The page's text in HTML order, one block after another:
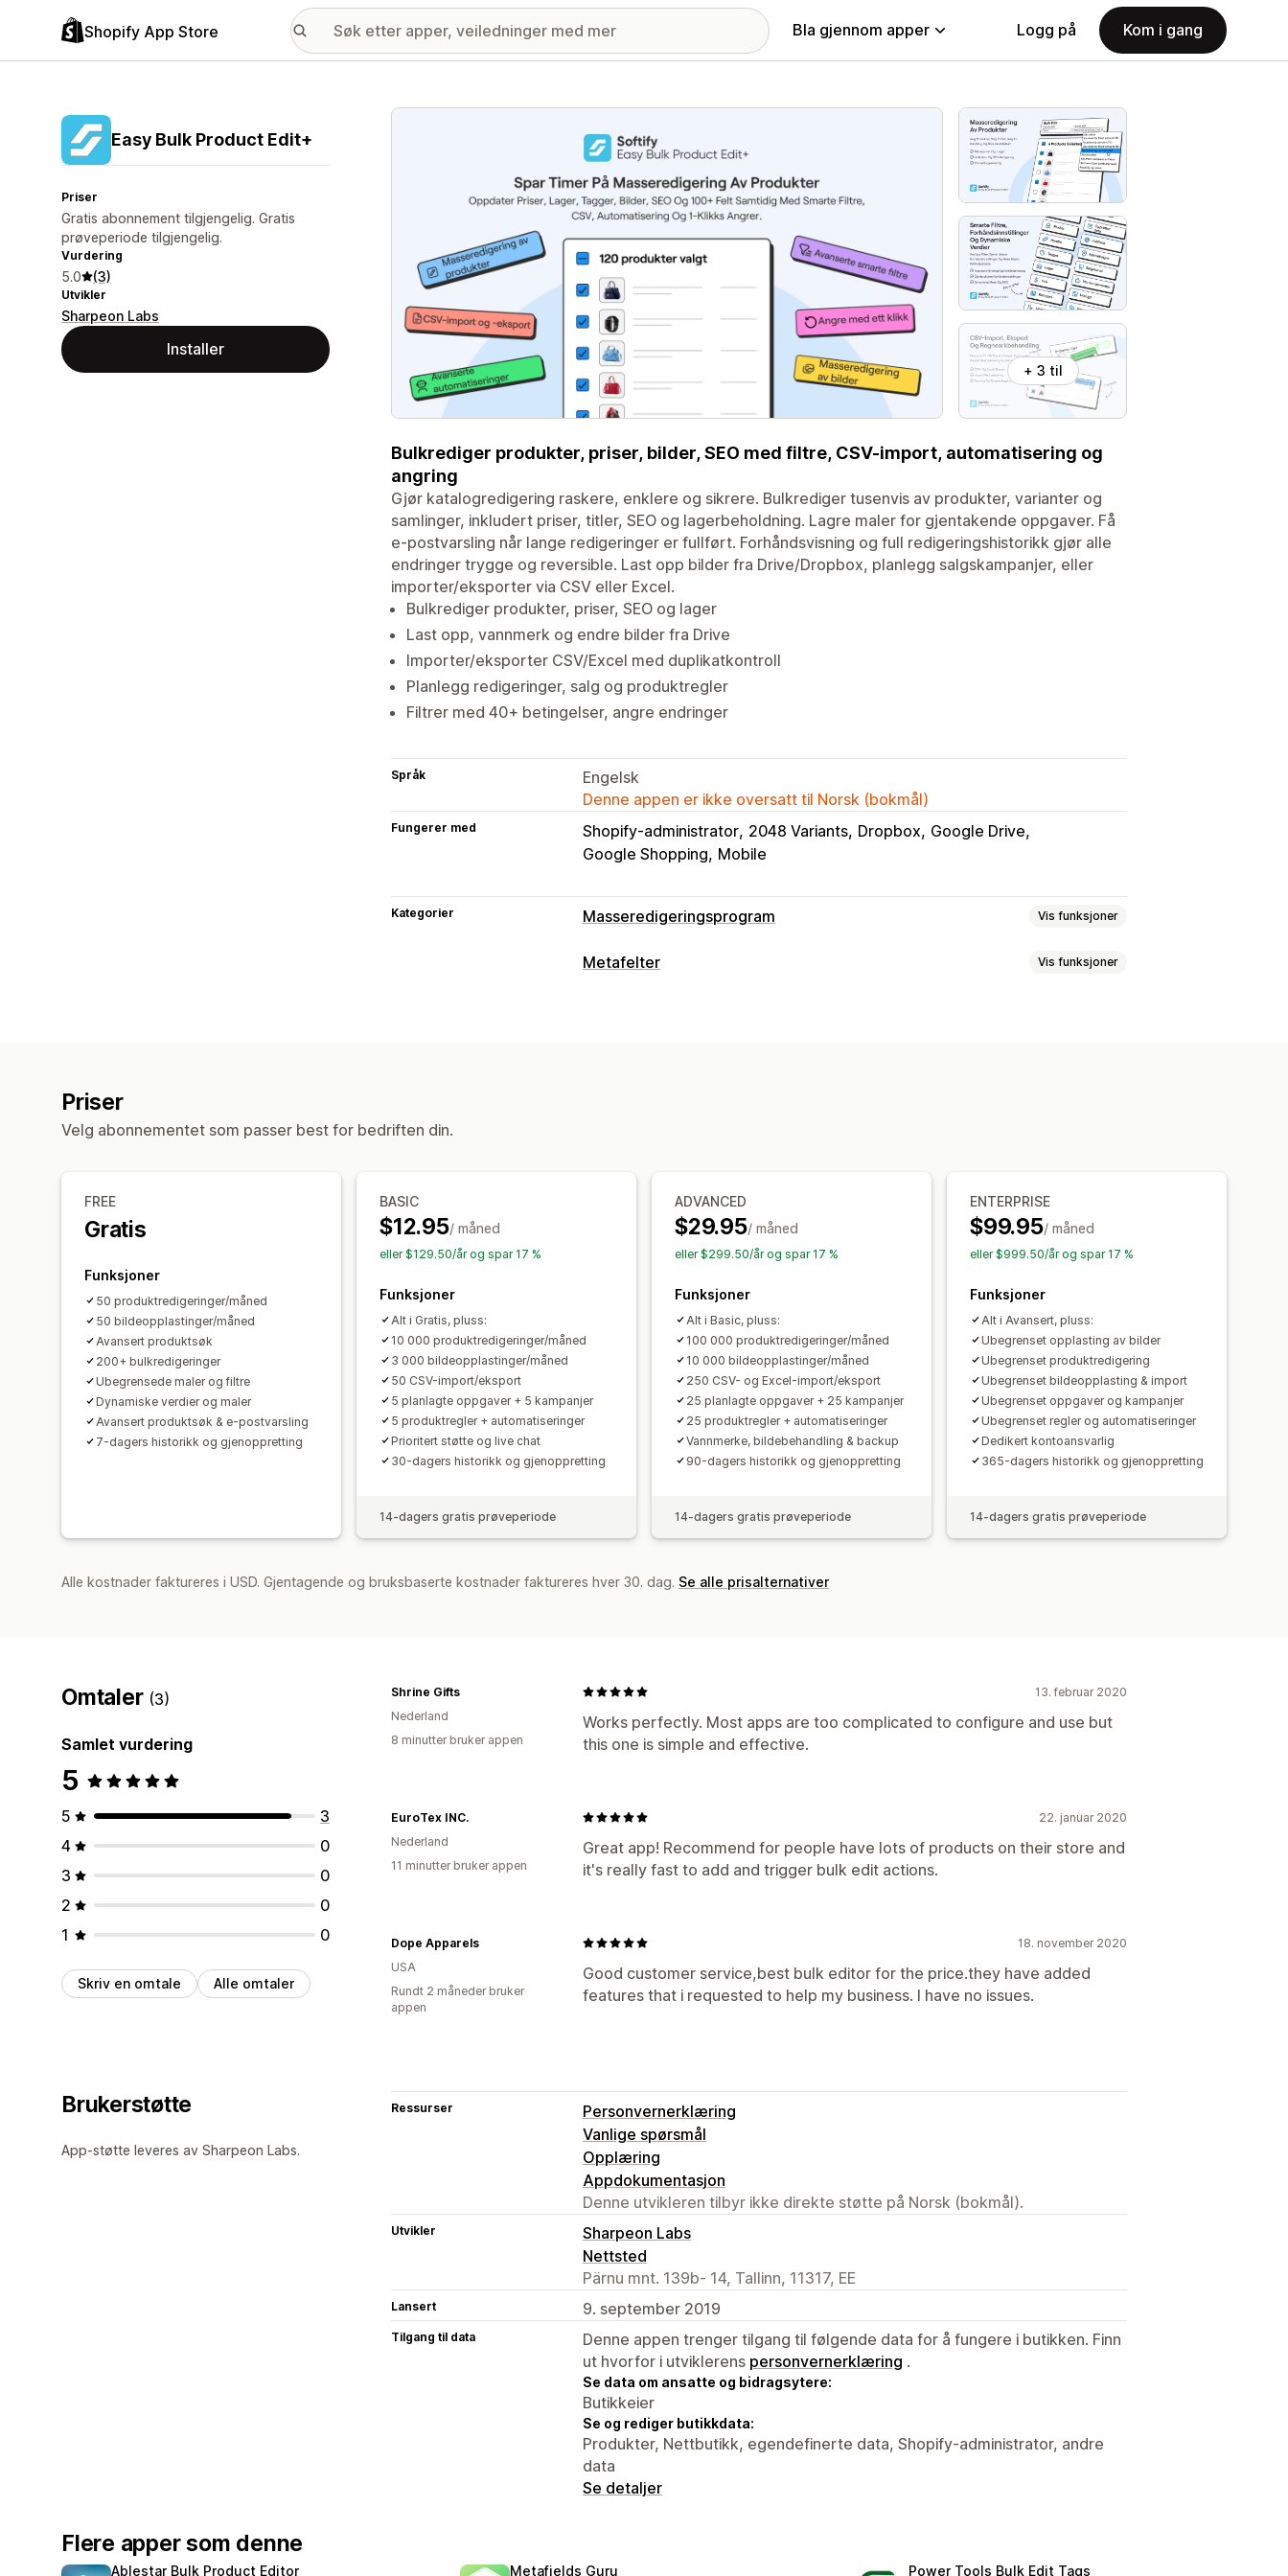
Shopify App Store Bla gjennom apper Logg på Kom i gang
Easy Bulk Product Edit+
Priser
Gratis abonnement tilgjengelig. Gratis
prøveperiode tilgjengelig.
Vurdering
5.0 (3)
Utvikler
Sharpeon Labs
Installer
Galleri med fremhevede bilder
+ 3 til
Bulkrediger produkter, priser, bilder, SEO med filtre, CSV-import, automatisering og
angring
Gjør katalogredigering raskere, enklere og sikrere. Bulkrediger tusenvis av produkter, varianter og
samlinger, inkludert priser, titler, SEO og lagerbeholdning. Lagre maler for gjentakende oppgaver. Få
e-postvarsling når lange redigeringer er fullført. Forhåndsvisning og full redigeringshistorikk gjør alle
endringer trygge og reversible. Last opp bilder fra Drive/Dropbox, planlegg salgskampanjer, eller
importer/eksporter via CSV eller Excel.
Bulkrediger produkter, priser, SEO og lager
Last opp, vannmerk og endre bilder fra Drive
Importer/eksporter CSV/Excel med duplikatkontroll
Planlegg redigeringer, salg og produktregler
Filtrer med 40+ betingelser, angre endringer
Språk
Engelsk
Denne appen er ikke oversatt til Norsk (bokmål)
Fungerer med Shopify-administrator 2048 Variants Dropbox Google Drive
Google Shopping Mobile
Kategorier Masseredigeringsprogram Vis funksjoner
Redigerbare ressurser
Metafelter Vis funksjoner
Redigeringsprogram for metafelter
Sikkerhetskopier
Priser
Velg abonnementet som passer best for bedriften din.
FREE
Gratis
Funksjoner
50 produktredigeringer/måned
50 bildeopplastinger/måned
Avansert produktsøk
200+ bulkredigeringer
Ubegrensede maler og filtre
Dynamiske verdier og maler
Avansert produktsøk & e-postvarsling
7-dagers historikk og gjenoppretting
BASIC
$12.95/ måned
eller $129.50/år og spar 17 %
Funksjoner
Alt i Gratis, pluss:
10 000 produktredigeringer/måned
3 000 bildeopplastinger/måned
50 CSV-import/eksport
5 planlagte oppgaver + 5 kampanjer
5 produktregler + automatiseringer
Prioritert støtte og live chat
30-dagers historikk og gjenoppretting
14-dagers gratis prøveperiode
ADVANCED
$29.95/ måned
eller $299.50/år og spar 17 %
Funksjoner
Alt i Basic, pluss:
100 000 produktredigeringer/måned
10 000 bildeopplastinger/måned
250 CSV- og Excel-import/eksport
25 planlagte oppgaver + 25 kampanjer
25 produktregler + automatiseringer
Vannmerke, bildebehandling & backup
90-dagers historikk og gjenoppretting
14-dagers gratis prøveperiode
ENTERPRISE
$99.95/ måned
eller $999.50/år og spar 17 %
Funksjoner
Alt i Avansert, pluss:
Ubegrenset opplasting av bilder
Ubegrenset produktredigering
Ubegrenset bildeopplasting & import
Ubegrenset oppgaver og kampanjer
Ubegrenset regler og automatiseringer
Dedikert kontoansvarlig
365-dagers historikk og gjenoppretting
14-dagers gratis prøveperiode
Alle kostnader faktureres i USD. Gjentagende og bruksbaserte kostnader faktureres hver 30. dag. Se alle prisalternativer
Omtaler (3)
Samlet vurdering
5
5
3
4
0
3
0
2
0
1
0
Skriv en omtale Alle omtaler
13. februar 2020
Works perfectly. Most apps are too complicated to configure and use but
this one is simple and effective.
Shrine Gifts
Nederland
8 minutter bruker appen
22. januar 2020
Great app! Recommend for people have lots of products on their store and
it's really fast to add and trigger bulk edit actions.
EuroTex INC.
Nederland
11 minutter bruker appen
18. november 2020
Good customer service,best bulk editor for the price.they have added
features that i requested to help my business. I have no issues.
Dope Apparels
USA
Rundt 2 måneder bruker
appen
Brukerstøtte
App-støtte leveres av Sharpeon Labs.
Ressurser
Personvernerklæring
Vanlige spørsmål
Opplæring
Appdokumentasjon
Denne utvikleren tilbyr ikke direkte støtte på Norsk (bokmål).
Utvikler
Sharpeon Labs
Nettsted
Pärnu mnt. 139b- 14, Tallinn, 11317, EE
Lansert 9. september 2019
Tilgang til data
Denne appen trenger tilgang til følgende data for å fungere i butikken. Finn
ut hvorfor i utviklerens personvernerklæring .
Se data om ansatte og bidragsytere:
Butikkeier
Se og rediger butikkdata:
Produkter, Nettbutikk, egendefinerte data, Shopify-administrator, andre
data
Se detaljer
Flere apper som denne
Ablestar Bulk Product Editor Metafields Guru Power Tools Bulk Edit Tags